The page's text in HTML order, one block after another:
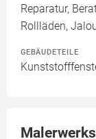
Reparatur,
Rollläden,
GEBÄUDETEILE